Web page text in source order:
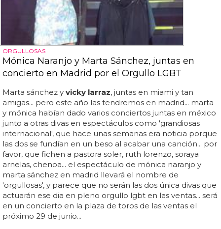
ORGULLOSAS
Mónica Naranjo y Marta Sánchez, juntas en
concierto en Madrid por el Orgullo LGBT
Marta sánchez y vicky larraz, juntas en miami y tan
amigas... pero este año las tendremos en madrid... marta
y mónica habían dado varios conciertos juntas en méxico
junto a otras divas en espectáculos como 'grandiosas
internacional', que hace unas semanas era noticia porque
las dos se fundían en un beso al acabar una canción... por
favor, que fichen a pastora soler, ruth lorenzo, soraya
arnelas, chenoa... el espectáculo de mónica naranjo y
marta sánchez en madrid llevará el nombre de
'orgullosas', y parece que no serán las dos única divas que
actuarán ese dia en pleno orgullo lgbt en las ventas... será
en un concierto en la plaza de toros de las ventas el
próximo 29 de junio...